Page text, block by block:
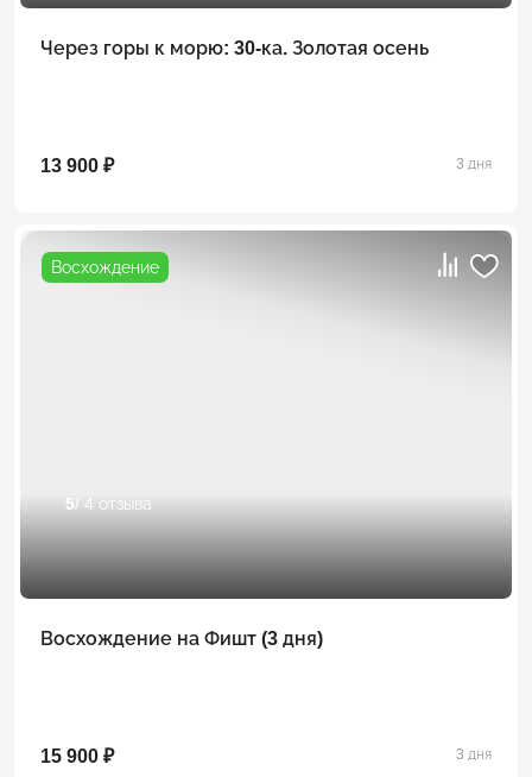
Через горы к морю: 30-ка. Золотая осень
13 900 ₽ 3 дня
Восхождение
5/ 4 отзыва
Восхождение на Фишт (3 дня)
15 900 ₽ 3 дня